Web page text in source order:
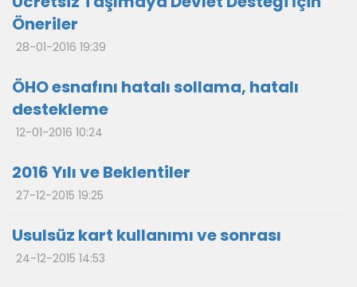
Öneriler
28-01-2016 19:39
ÖHO esnafını hatalı sollama, hatalı
destekleme
12-01-2016 10:24
2016 Yılı ve Beklentiler
27-12-2015 19:25
Usulsüz kart kullanımı ve sonrası
24-12-2015 14:53